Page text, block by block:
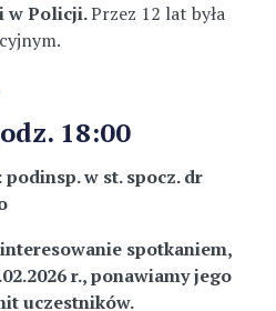
w Policji.Przez 12 lat była
18:00
w st. spocz. dr
spotkaniem,
r.,ponawiamy jego
uczestników.